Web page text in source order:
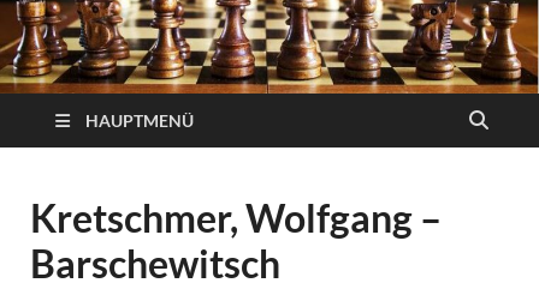
HAUPTMENÜ
Kretschmer, Wolfgang –
Barschewitsch